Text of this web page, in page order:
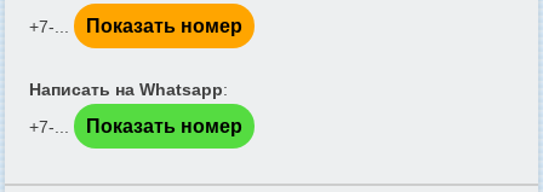
+7-...
Показать номер
Написать на Whatsapp:
+7-...
Показать номер